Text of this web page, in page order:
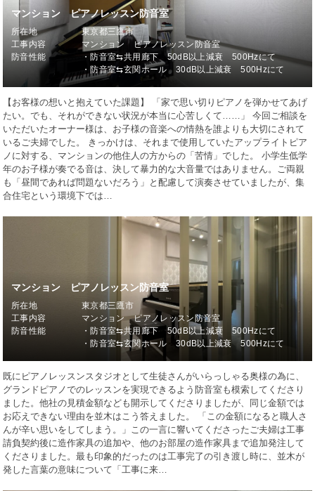
マンション ピアノレッスン防音室
所在地
東京都三鷹市
工事内容
マンション ピアノレッスン防音室
防音性能
・防音室⇆共用廊下 50dB以上減衰 500Hzにて
・防音室⇆玄関ホール 30dB以上減衰 500Hzにて
【お客様の想いと抱えていた課題】 「家で思い切りピアノを弾かせてあげ
たい。でも、それができない状況が本当に心苦しくて……」 今回ご相談を
いただいたオーナー様は、お子様の音楽への情熱を誰よりも大切にされて
いるご夫婦でした。 きっかけは、それまで使用していたアップライトピア
ノに対する、マンションの他住人の方からの「苦情」でした。 小学生低学
年のお子様が奏でる音は、決して暴力的な大音量ではありません。ご両親
も「昼間であれば問題ないだろう」と配慮して演奏させていましたが、集
合住宅という環境下では…
マンション ピアノレッスン防音室
所在地
東京都三鷹市
工事内容
マンション ピアノレッスン防音室
防音性能
・防音室⇆共用廊下 50dB以上減衰 500Hzにて
・防音室⇆玄関ホール 30dB以上減衰 500Hzにて
既にピアノレッスンスタジオとして生徒さんがいらっしゃる奥様の為に、
グランドピアノでのレッスンを実現できるよう防音室も模索してくださり
ました。他社の見積金額なども開示してくださりましたが、同じ金額では
お応えできない理由を並木はこう答えました。 「この金額になると職人さ
んが辛い思いをしてしまう。」この一言に響いてくださったご夫婦は工事
請負契約後に造作家具の追加や、他のお部屋の造作家具まで追加発注して
くださりました。最も印象的だったのは工事完了の引き渡し時に、並木が
発した言葉の意味について「工事に来…